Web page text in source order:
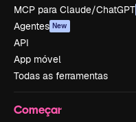
MCP para Claude/ChatGPT
Agentes New
API
App móvel
Todas as ferramentas
Começar